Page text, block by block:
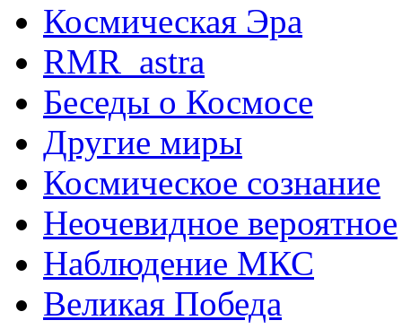
Космическая Эра
RMR_astra
Беседы о Космосе
Другие миры
Космическое сознание
Неочевидное вероятное
Наблюдение МКС
Великая Победа